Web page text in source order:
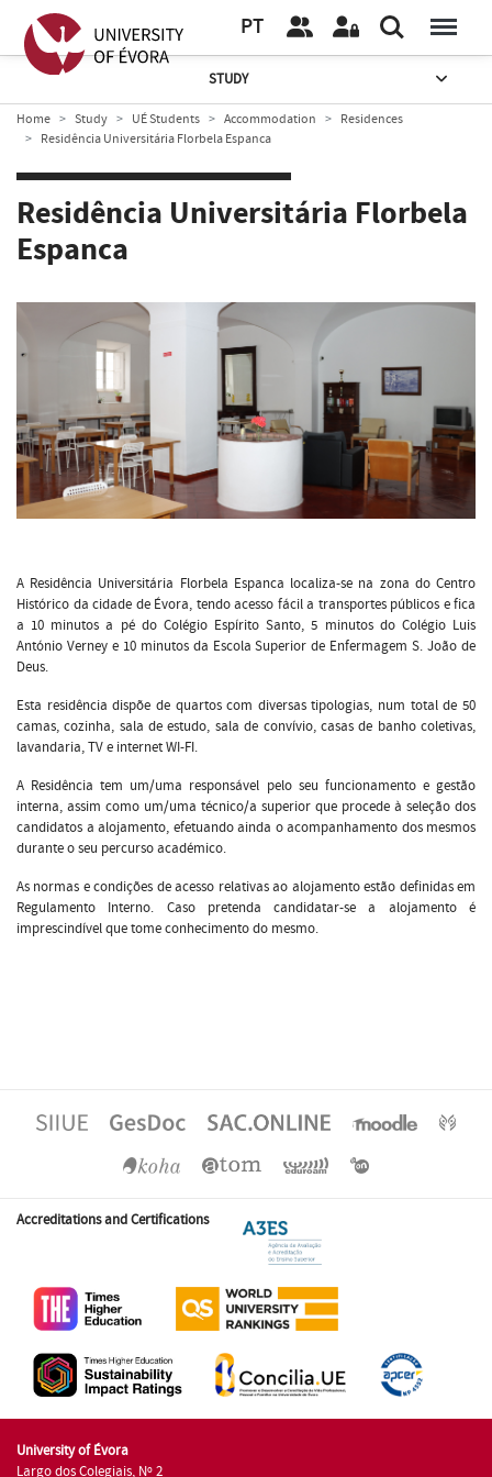
PT
STUDY
Home Study UÉ Students Accommodation
Residences
Residência Universitária Florbela Espanca
Residência Universitária Florbela
Espanca
A Residência Universitária Florbela Espanca localiza-se na zona do Centro
Histórico da cidade de Évora, tendo acesso fácil a transportes públicos e fica
a 10 minutos a pé do Colégio Espírito Santo, 5 minutos do Colégio Luis
António Verney e 10 minutos da Escola Superior de Enfermagem S. João de
Deus.
Esta residência dispõe de quartos com diversas tipologias, num total de 50
camas, cozinha, sala de estudo, sala de convívio, casas de banho coletivas,
lavandaria, TV e internet WI-FI.
A Residência tem um/uma responsável pelo seu funcionamento e gestão
interna, assim como um/uma técnico/a superior que procede à seleção dos
candidatos a alojamento, efetuando ainda o acompanhamento dos mesmos
durante o seu percurso académico.
As normas e condições de acesso relativas ao alojamento estão definidas em
Regulamento Interno. Caso pretenda candidatar-se a alojamento é
imprescindível que tome conhecimento do mesmo.
Accreditations and Certifications
University of Évora
Largo dos Colegiais, Nº 2